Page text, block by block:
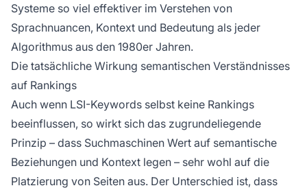
Systeme so viel effektiver im Verstehen von
Sprachnuancen, Kontext und Bedeutung als jeder
Algorithmus aus den 1980er Jahren.
Die tatsächliche Wirkung semantischen Verständnisses
auf Rankings
Auch wenn LSI-Keywords selbst keine Rankings
beeinflussen, so wirkt sich das zugrundeliegende
Prinzip – dass Suchmaschinen Wert auf semantische
Beziehungen und Kontext legen – sehr wohl auf die
Platzierung von Seiten aus. Der Unterschied ist, dass